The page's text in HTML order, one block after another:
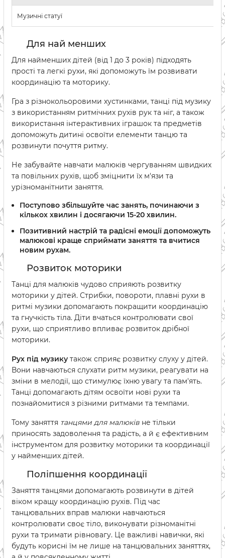
Музичні статуї
Для най менших
Для найменших дітей (від 1 до 3 років) підходять
прості та легкі рухи, які допоможуть їм розвивати
координацію та моторику.
Гра з різнокольоровими хустинками, танці під музику
з використанням ритмічних рухів рук та ніг, а також
використання інтерактивних іграшок та предметів
допоможуть дитині освоїти елементи танцю та
розвинути почуття ритму.
Не забувайте навчати малюків чергуванням швидких
та повільних рухів, щоб зміцнити їх м'язи та
урізноманітнити заняття.
Поступово збільшуйте час занять, починаючи з
кількох хвилин і досягаючи 15-20 хвилин.
Позитивний настрій та радісні емоції допоможуть
малюкові краще сприймати заняття та вчитися
новим рухам.
Розвиток моторики
Танці для малюків чудово сприяють розвитку
моторики у дітей. Стрибки, повороти, плавні рухи в
ритмі музики допомагають покращити координацію
та гнучкість тіла. Діти вчаться контролювати свої
рухи, що сприятливо впливає розвиток дрібної
моторики.
Рух під музику також сприяє розвитку слуху у дітей.
Вони навчаються слухати ритм музики, реагувати на
зміни в мелодії, що стимулює їхню увагу та пам'ять.
Танці допомагають дітям освоїти нові рухи та
познайомитися з різними ритмами та темпами.
Тому заняття танцями для малюків не тільки
приносять задоволення та радість, а й є ефективним
інструментом для розвитку моторики та координації
у найменших дітей.
Поліпшення координації
Заняття танцями допомагають розвинути в дітей
віком кращу координацію рухів. Під час
танцювальних вправ малюки навчаються
контролювати своє тіло, виконувати різноманітні
рухи та тримати рівновагу. Це важливі навички, які
будуть корисні їм не лише на танцювальних заняттях,